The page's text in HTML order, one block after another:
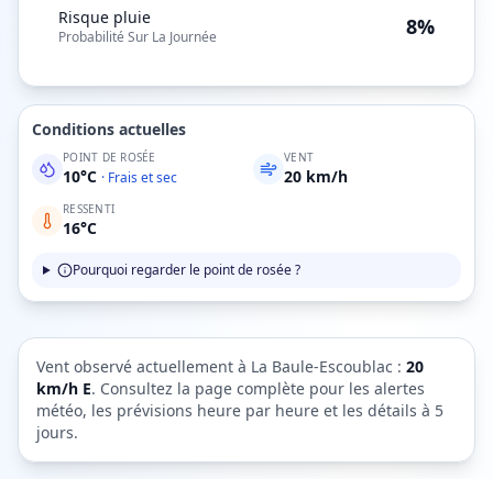
Risque pluie
Probabilité Sur La Journée 8%
Conditions actuelles
POINT DE ROSÉE
10°C · Frais et sec
VENT
20 km/h
RESSENTI
16°C
Pourquoi regarder le point de rosée ?
Vent observé actuellement à La Baule-Escoublac : 20
km/h E. Consultez la page complète pour les alertes
météo, les prévisions heure par heure et les détails à 5
jours.